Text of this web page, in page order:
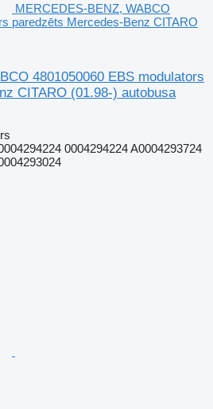
MERCEDES-BENZ, WABCO
paredzēts Mercedes-Benz CITARO
4801050060 EBS modulators
CITARO (01.98-) autobusa
0004294224 A0004293724